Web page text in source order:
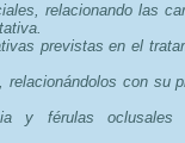
relacionando las
previstas en el
con su
y férulas oclusales